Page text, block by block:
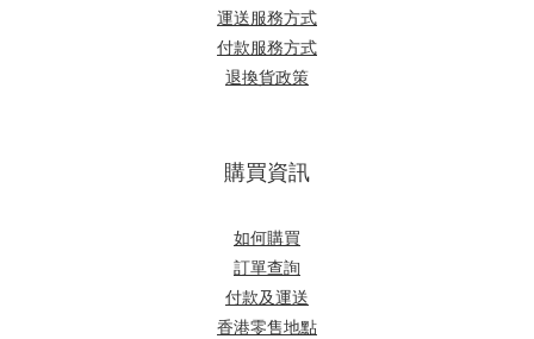
運送服務方式
付款服務方式
退換貨政策
購買資訊
如何購買
訂單查詢
付款及運送
香港零售地點